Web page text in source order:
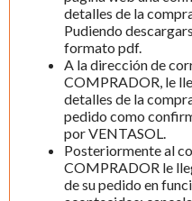
detalles de la
Pudiendo
formato pdf.
A la dirección de
COMPRADOR, le
detalles de la
pedido como
por VENTASOL.
Posteriormente al
COMPRADOR le
de su pedido en